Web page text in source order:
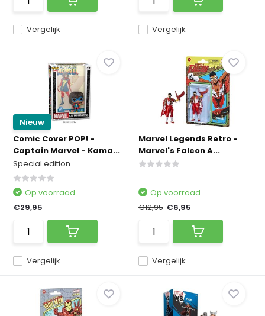
Vergelijk Vergelijk
Nieuw
Comic Cover POP! -
Captain Marvel - Kama...
Special edition
Vergelijk
Op voorraad
€29,95
Marvel Legends Retro -
Marvel's Falcon A...
Vergelijk
Op voorraad
€12,95 €6,95